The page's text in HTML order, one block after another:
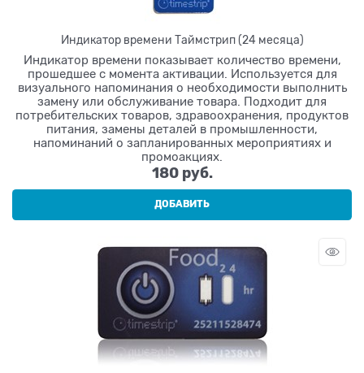
Индикатор времени Таймстрип (24 месяца)
Индикатор времени показывает количество времени,
прошедшее с момента активации. Используется для
визуального напоминания о необходимости выполнить
замену или обслуживание товара. Подходит для
потребительских товаров, здравоохранения, продуктов
питания, замены деталей в промышленности,
напоминаний о запланированных мероприятиях и
промоакциях.
180 руб.
ДОБАВИТЬ